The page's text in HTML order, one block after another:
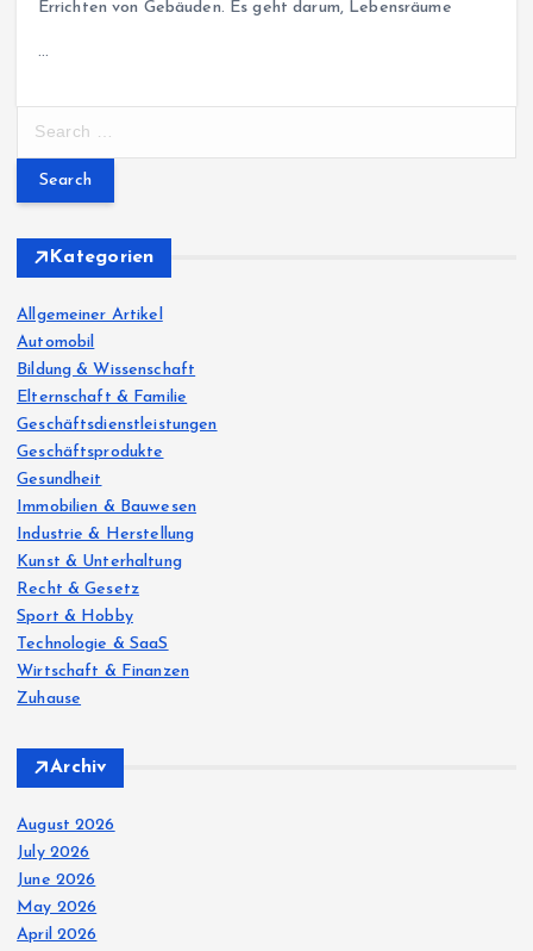
Errichten von Gebäuden. Es geht darum, Lebensräume
…
r
f
o
r
:
Kategorien
Allgemeiner Artikel
Automobil
Bildung & Wissenschaft
Elternschaft & Familie
Geschäftsdienstleistungen
Geschäftsprodukte
Gesundheit
Immobilien & Bauwesen
Industrie & Herstellung
Kunst & Unterhaltung
Recht & Gesetz
Sport & Hobby
Technologie & SaaS
Wirtschaft & Finanzen
Zuhause
Archiv
August 2026
July 2026
June 2026
May 2026
April 2026